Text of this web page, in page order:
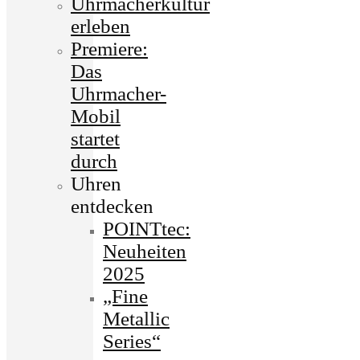
erleben
Premiere:
Das
Uhrmacher-
Mobil
startet
durch
Uhren
entdecken
POINTtec:
Neuheiten
2025
„Fine
Metallic
Series“